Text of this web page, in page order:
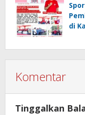
di
Komentar
Tinggalkan